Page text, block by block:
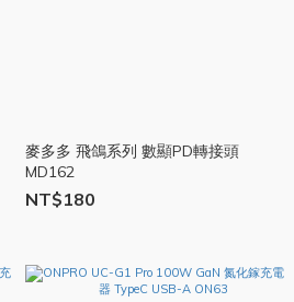
麥多多 飛鴿系列 數顯PD轉接頭
MD162
NT$180